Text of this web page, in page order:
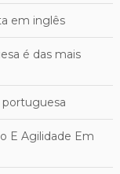
em inglês
é das mais
portuguesa
E Agilidade Em